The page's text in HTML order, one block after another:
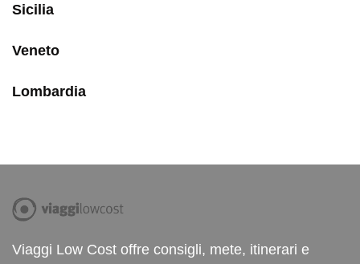
Sicilia
Veneto
Lombardia
Viaggi Low Cost offre consigli, mete, itinerari e